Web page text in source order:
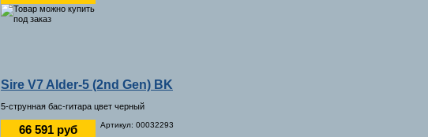
Sire V7 Alder-5 (2nd Gen) BK
5-струнная бас-гитара цвет черный
66 591 руб Артикул: 00032293